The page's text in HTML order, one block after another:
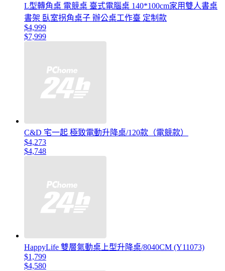
L型轉角桌 電競桌 臺式電腦桌 140*100cm家用雙人書桌
書架 臥室拐角桌子 辦公桌工作臺 定制款
$4,999
$7,999
C&D 宅一起 極致電動升降桌/120款（電競款）
$4,273
$4,748
HappyLife 雙層氣動桌上型升降桌/8040CM (Y11073)
$1,799
$4,580